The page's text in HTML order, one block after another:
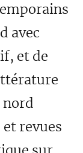
avec
et de
nord
revues